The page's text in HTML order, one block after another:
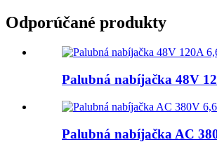
Odporúčané produkty
Palubná nabíjačka 48V
Palubná nabíjačka AC